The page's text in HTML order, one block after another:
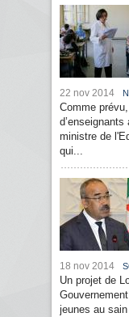
22 nov 2014
Comme
ministre de
qui...
18 nov 2014
Un projet de
jeunes au